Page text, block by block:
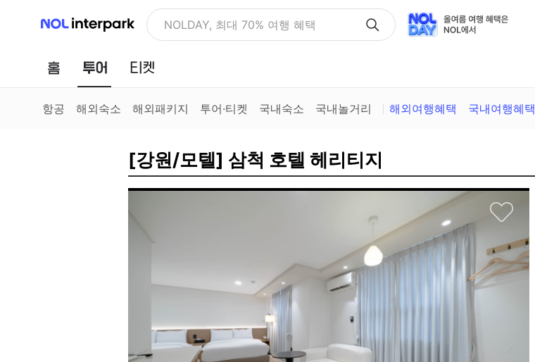
NOL 인터파크 NOLDAY, 최대 70% 여행 혜택
홈 투어
항공 해외숙소 해외패키지 투어·티켓 국내숙소 국내놀거리 해외여행혜택 국내여행혜택
[강원/모텔] 삼척 호텔 헤리티지